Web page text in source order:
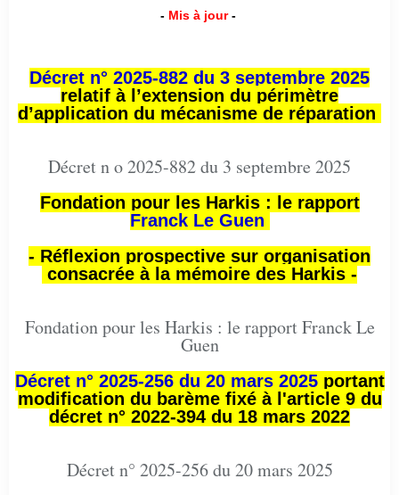
- Mis à jour -
Décret n° 2025-882 du 3 septembre 2025
relatif à l’extension du périmètre
d’application du mécanisme de réparation
Décret n o 2025-882 du 3 septembre 2025
Fondation pour les Harkis : le rapport
Franck Le Guen
- Réflexion prospective sur organisation
consacrée à la mémoire des Harkis -
Fondation pour les Harkis : le rapport Franck Le
Guen
Décret n° 2025-256 du 20 mars 2025portant
modification du barème fixé à l'article 9 du
décret n° 2022-394 du 18 mars 2022
Décret n° 2025-256 du 20 mars 2025